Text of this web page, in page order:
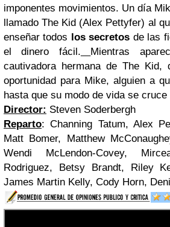
imponentes movimientos. Un día
llamado The Kid (Alex Pettyfer) al
enseñar todos los secretos de las
el dinero fácil.
Mientras
cautivadora hermana de The Kid,
oportunidad para Mike, alguien a
hasta que su modo de vida se
Director: Steven Soderbergh
Reparto: Channing Tatum, Alex
Matt Bomer, Matthew
Wendi McLendon-Covey,
Rodriguez, Betsy Brandt, Riley
James Martin Kelly, Cody Horn,